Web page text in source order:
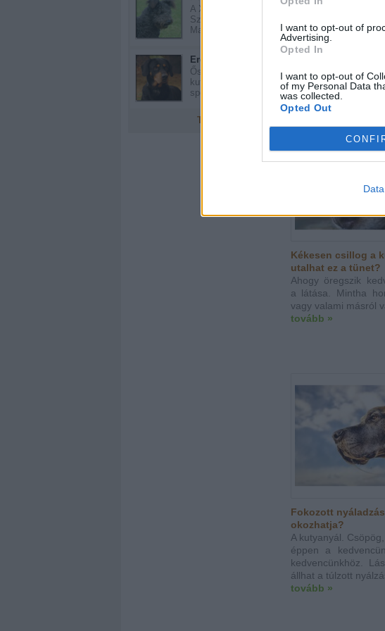
I want to opt-out of
Advertising.
Opted In
I want to opt-out of
of my Personal Data
was collected.
Opted Out
A XVII - XVIII.
Században
Magyarorszá...
Erdélyi kopó
Ősi magyar
kutyafajta, amelyet a
spec...
További fajták
tovább »
Kékesen csillog a
utalhat ez a tünet?
Ahogy öregszik
a látása. Mintha
vagy valami másról
tovább »
Fokozott
okozhatja?
A kutyanyál.
éppen a
kedvencünkhöz.
állhat a túlzott
tovább »